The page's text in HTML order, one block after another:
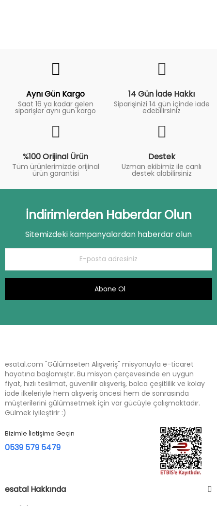
Aynı Gün Kargo
Saat 16 ya kadar gelen
siparişler aynı gün kargo
14 Gün İade Hakkı
Siparişinizi 14 gün içinde iade
edebilirsiniz
%100 Orijinal Ürün
Tüm ürünlerimizde orijinal
ürün garantisi
Destek
Uzman ekibimiz ile canlı
destek alabilirsiniz
İndirimlerden Haberdar Olun
Sitemizdeki kampanyalardan haberdar olun
Abone Ol
esatal.com "Gülümseten Alışveriş" misyonuyla e-ticaret
hayatına başlamıştır. Bu misyon çerçevesinde en uygun
fiyat, hızlı teslimat, güvenilir alışveriş, bolca çeşitlilik ve kolay
iade ilkeleriyle hem alışveriş öncesi hem de sonrasında
müşterilerini gülümsetmek için var gücüyle çalışmaktadır.
Gülmek iyileştirir :)
Bizimle İletişime Geçin
0539 579 5479
esatal Hakkında